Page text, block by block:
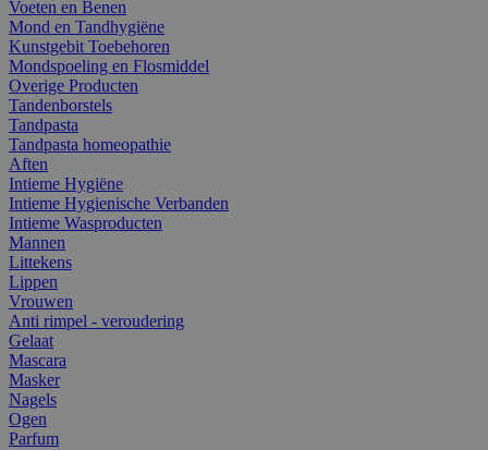
Voeten en Benen
Mond en Tandhygiëne
Kunstgebit Toebehoren
Mondspoeling en Flosmiddel
Overige Producten
Tandenborstels
Tandpasta
Tandpasta homeopathie
Aften
Intieme Hygiëne
Intieme Hygienische Verbanden
Intieme Wasproducten
Mannen
Littekens
Lippen
Vrouwen
Anti rimpel - veroudering
Gelaat
Mascara
Masker
Nagels
Ogen
Parfum